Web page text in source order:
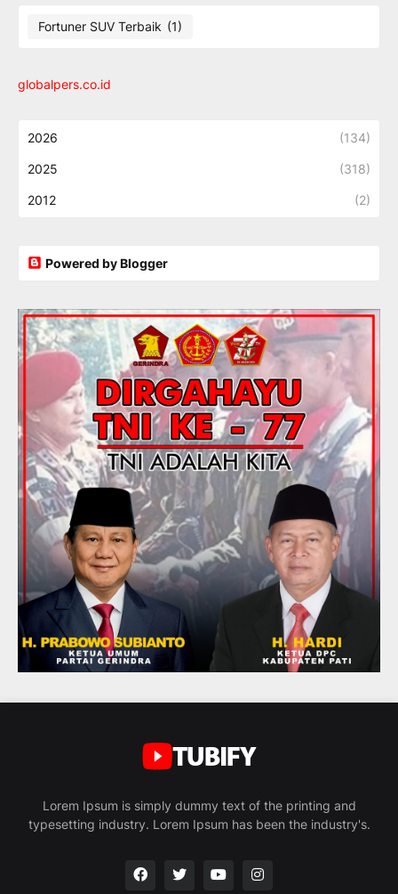
Fortuner SUV Terbaik (1)
globalpers.co.id
2026 (134)
2025 (318)
2012 (2)
Powered by Blogger
Lorem Ipsum is simply dummy text of the printing and
typesetting industry. Lorem Ipsum has been the industry's.